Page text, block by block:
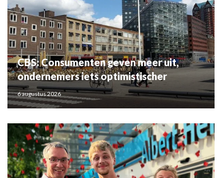
CBS: Consumenten geven meer uit,
ondernemers iets optimistischer
6 augustus 2026